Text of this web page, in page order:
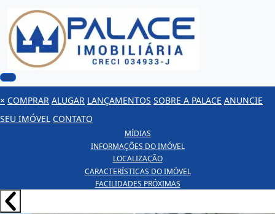
× COMPRAR ALUGAR LANÇAMENTOS SOBRE A PALACE ANUNCIE
SEU IMÓVEL CONTATO
MÍDIAS
INFORMAÇÕES DO IMÓVEL
LOCALIZAÇÃO
CARACTERÍSTICAS DO IMÓVEL
FACILIDADES PRÓXIMAS